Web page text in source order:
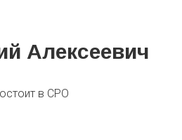
Алексеевич
в СРО